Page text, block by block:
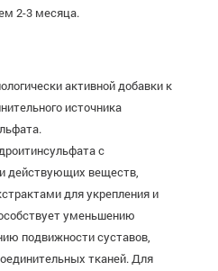
2-3 месяца.
активной добавки к
источника
с
действующих веществ,
для укрепления и
уменьшению
подвижности суставов,
тканей. Для